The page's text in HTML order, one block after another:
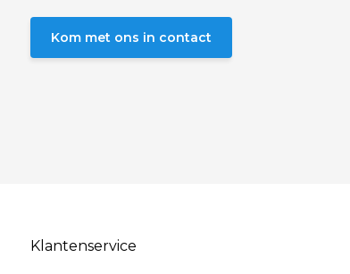
Kom met ons in contact
Klantenservice